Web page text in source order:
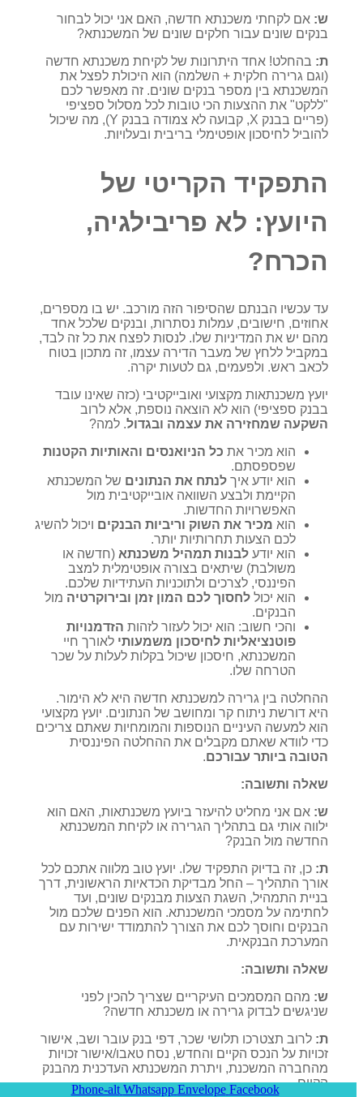
ש: אם לקחתי משכנתא חדשה, האם אני יכול לבחור
בנקים שונים עבור חלקים שונים של המשכנתא?
ת: בהחלט! אחד היתרונות של לקיחת משכנתא חדשה
(וגם גרירה חלקית + השלמה) הוא היכולת לפצל את
המשכנתא בין מספר בנקים שונים. זה מאפשר לכם
"ללקט" את ההצעות הכי טובות לכל מסלול ספציפי
(פריים בבנק X, קבועה לא צמודה בבנק Y), מה שיכול
להוביל לחיסכון אופטימלי בריבית ובעלויות.
התפקיד הקריטי של
היועץ: לא פריבילגיה,
הכרח?
עד עכשיו הבנתם שהסיפור הזה מורכב. יש בו מספרים,
אחוזים, חישובים, עמלות נסתרות, ובנקים שלכל אחד
מהם יש את המדיניות שלו. לנסות לפצח את כל זה לבד,
במקביל ללחץ של מעבר הדירה עצמו, זה מתכון בטוח
לכאב ראש. ולפעמים, גם לטעות יקרה.
יועץ משכנתאות מקצועי ואובייקטיבי (כזה שאינו עובד
בבנק ספציפי) הוא לא הוצאה נוספת, אלא לרוב
השקעה שמחזירה את עצמה ובגדול. למה?
הוא מכיר את כל הניואנסים והאותיות הקטנות
שפספסתם.
הוא יודע איך לנתח את הנתונים של המשכנתא
הקיימת ולבצע השוואה אובייקטיבית מול
האפשרויות החדשות.
הוא מכיר את השוק וריביות הבנקים ויכול להשיג
לכם הצעות תחרותיות יותר.
הוא יודע לבנות תמהיל משכנתא (חדשה או
משולבת) שיתאים בצורה אופטימלית למצב
הפיננסי, לצרכים ולתוכניות העתידיות שלכם.
הוא יכול לחסוך לכם המון זמן ובירוקרטיה מול
הבנקים.
והכי חשוב: הוא יכול לעזור לזהות הזדמנויות
פוטנציאליות לחיסכון משמעותי לאורך חיי
המשכנתא, חיסכון שיכול בקלות לעלות על שכר
הטרחה שלו.
ההחלטה בין גרירה למשכנתא חדשה היא לא הימור.
היא דורשת ניתוח קר ומחושב של הנתונים. יועץ מקצועי
הוא למעשה העיניים הנוספות והמומחיות שאתם צריכים
כדי לוודא שאתם מקבלים את ההחלטה הפיננסית
הטובה ביותר עבורכם.
שאלה ותשובה:
ש: אם אני מחליט להיעזר ביועץ משכנתאות, האם הוא
ילווה אותי גם בתהליך הגרירה או לקיחת המשכנתא
החדשה מול הבנק?
ת: כן, זה בדיוק התפקיד שלו. יועץ טוב מלווה אתכם לכל
אורך התהליך – החל מבדיקת הכדאיות הראשונית, דרך
בניית התמהיל, השגת הצעות מבנקים שונים, ועד
לחתימה על מסמכי המשכנתא. הוא הפנים שלכם מול
הבנקים וחוסך לכם את הצורך להתמודד ישירות עם
המערכת הבנקאית.
שאלה ותשובה:
ש: מהם המסמכים העיקריים שצריך להכין לפני
שניגשים לבדוק גרירה או משכנתא חדשה?
ת: לרוב תצטרכו תלושי שכר, דפי בנק עובר ושב, אישור
זכויות על הנכס הקיים והחדש, נסח טאבו/אישור זכויות
מהחברה המשכנת, ויתרת המשכנתא העדכנית מהבנק
הקיים.
Phone-alt Whatsapp Envelope Facebook